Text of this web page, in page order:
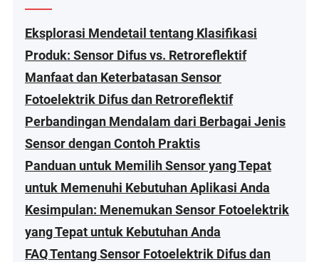
Eksplorasi Mendetail tentang Klasifikasi
Produk: Sensor Difus vs. Retroreflektif
Manfaat dan Keterbatasan Sensor
Fotoelektrik Difus dan Retroreflektif
Perbandingan Mendalam dari Berbagai Jenis
Sensor dengan Contoh Praktis
Panduan untuk Memilih Sensor yang Tepat
untuk Memenuhi Kebutuhan Aplikasi Anda
Kesimpulan: Menemukan Sensor Fotoelektrik
yang Tepat untuk Kebutuhan Anda
FAQ Tentang Sensor Fotoelektrik Difus dan